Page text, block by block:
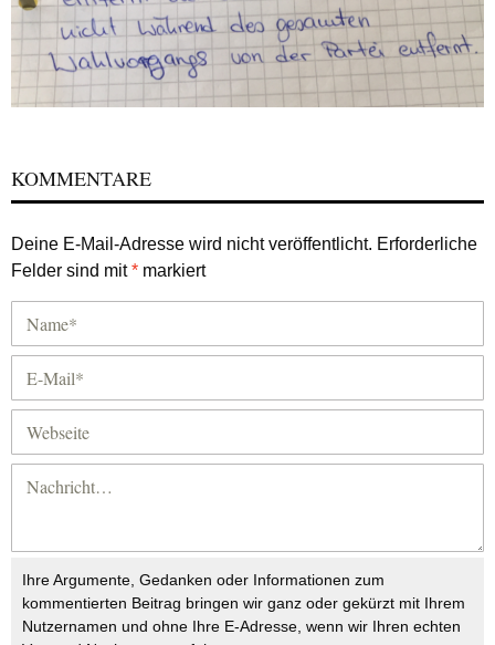
KOMMENTARE
Deine E-Mail-Adresse wird nicht veröffentlicht. Erforderliche
Felder sind mit* markiert
Ihre Argumente, Gedanken oder Informationen zum
kommentierten Beitrag bringen wir ganz oder gekürzt mit Ihrem
Nutzernamen und ohne Ihre E-Adresse, wenn wir Ihren echten